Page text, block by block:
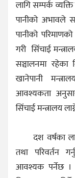
लागि सम्पर्क
पानीको अभावले
पानीको
गरी सिंचाई
सञ्चालनमा
खानेपानी
आवश्यकता
सिंचाई मन्त्रालय
दश वर्षका
तथा परिवर्तन
आवश्यक पर्नेछ ।